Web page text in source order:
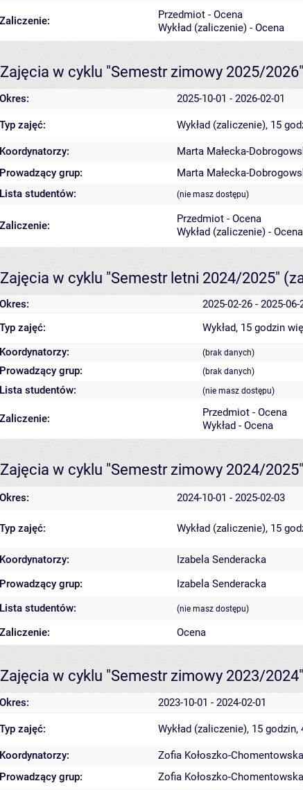
Zaliczenie:
Przedmiot - Ocena
Wykład (zaliczenie) - Ocena
Zajęcia w cyklu "Semestr zimowy 2025/2026"
Okres: 2025-10-01 - 2026-02-01
Typ zajęć: Wykład (zaliczenie), 15
Koordynatorzy:
Marta Małecka-
Prowadzący grup:
Marta Małecka-
Lista studentów:
(nie masz dostępu)
Zaliczenie:
Przedmiot - Ocena
Wykład (zaliczenie) - Ocena
Zajęcia w cyklu "Semestr letni 2024/2025"
Okres: 2025-02-26 - 2025-06-
Typ zajęć: Wykład, 15 godzin
Koordynatorzy:
(brak danych)
Prowadzący grup: (brak danych)
Lista studentów: (nie masz dostępu)
Zaliczenie:
Przedmiot - Ocena
Wykład - Ocena
Zajęcia w cyklu "Semestr zimowy 2024/2025"
Okres: 2024-10-01 - 2025-02-03
Typ zajęć: Wykład (zaliczenie), 15
Koordynatorzy:
Izabela Senderacka
Prowadzący grup:
Izabela Senderacka
Lista studentów:
(nie masz dostępu)
Zaliczenie: Ocena
Zajęcia w cyklu "Semestr zimowy 2023/2024"
Okres: 2023-10-01 - 2024-02-01
Typ zajęć: Wykład (zaliczenie), 15
Koordynatorzy:
Zofia Kołoszko-Chomentowska
Prowadzący grup:
Zofia Kołoszko-Chomentowska